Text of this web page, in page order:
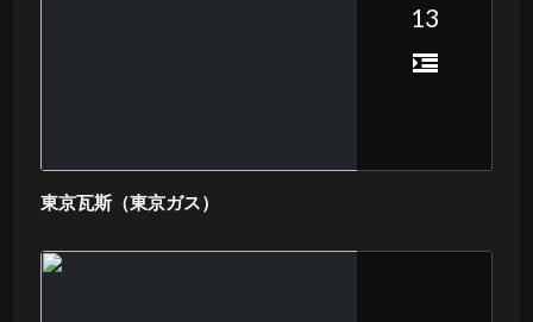
13
東京瓦斯（東京ガス）